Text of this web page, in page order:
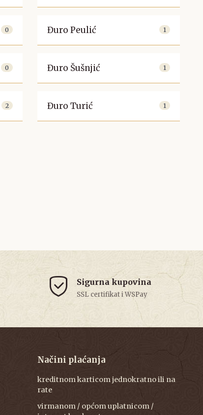
0 Đuro Peulić 1
0 Đuro Šušnjić 1
2 Đuro Turić 1
Sigurna kupovina
SSL certifikat i WSPay
Načini plaćanja
kreditnom karticom jednokratno ili na
rate
virmanom / općom uplatnicom /